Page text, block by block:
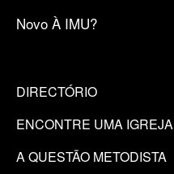
Novo À IMU?
DIRECTÓRIO
ENCONTRE UMA IGREJA
A QUESTÃO METODISTA